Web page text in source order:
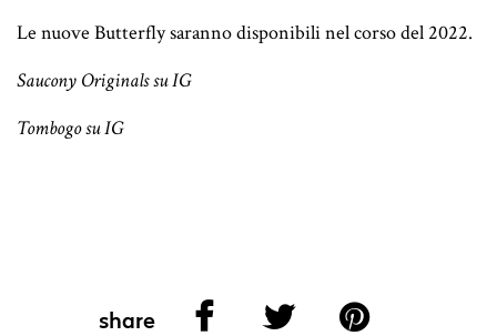
Le nuove Butterfly saranno disponibili nel corso del 2022.
Saucony Originalssu IG
Tombogosu IG
share